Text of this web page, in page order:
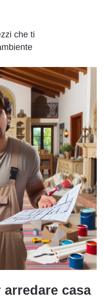
che ti
casa